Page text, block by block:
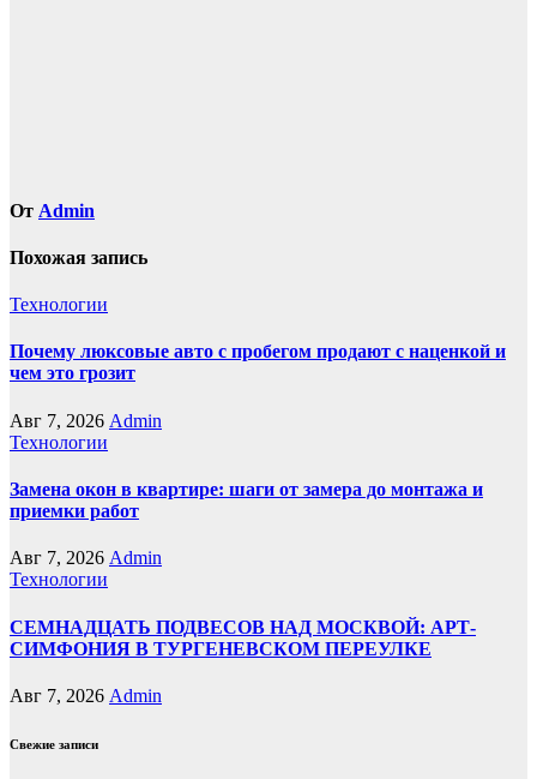
От Admin
Похожая запись
Технологии
Почему люксовые авто с пробегом продают с наценкой и
чем это грозит
Авг 7, 2026 Admin
Технологии
Замена окон в квартире: шаги от замера до монтажа и
приемки работ
Авг 7, 2026 Admin
Технологии
СЕМНАДЦАТЬ ПОДВЕСОВ НАД МОСКВОЙ: АРТ-
СИМФОНИЯ В ТУРГЕНЕВСКОМ ПЕРЕУЛКЕ
Авг 7, 2026 Admin
Свежие записи